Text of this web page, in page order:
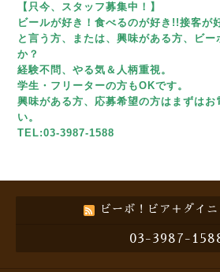
【只今、スタッフ募集中！】
ビールが好き！食べるのが好き!!接客が
と言う方、または、興味がある方、ビ
か？
経験不問、やる気＆人柄重視。
学生・フリーターの方もOKです。
興味がある方、応募希望の方はまずはお
い。
TEL:03-3987-1588
ビーボ！ビア＋ダイ
03-3987-